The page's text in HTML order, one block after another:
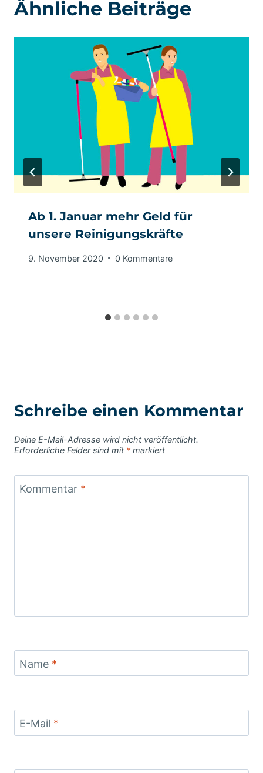
Ähnliche Beiträge
Ab 1. Januar mehr Geld für
unsere Reinigungskräfte
9. November 2020 0 Kommentare
Schreibe einen Kommentar
Deine E-Mail-Adresse wird nicht veröffentlicht.
Erforderliche Felder sind mit * markiert
Kommentar *
Name *
E-Mail *